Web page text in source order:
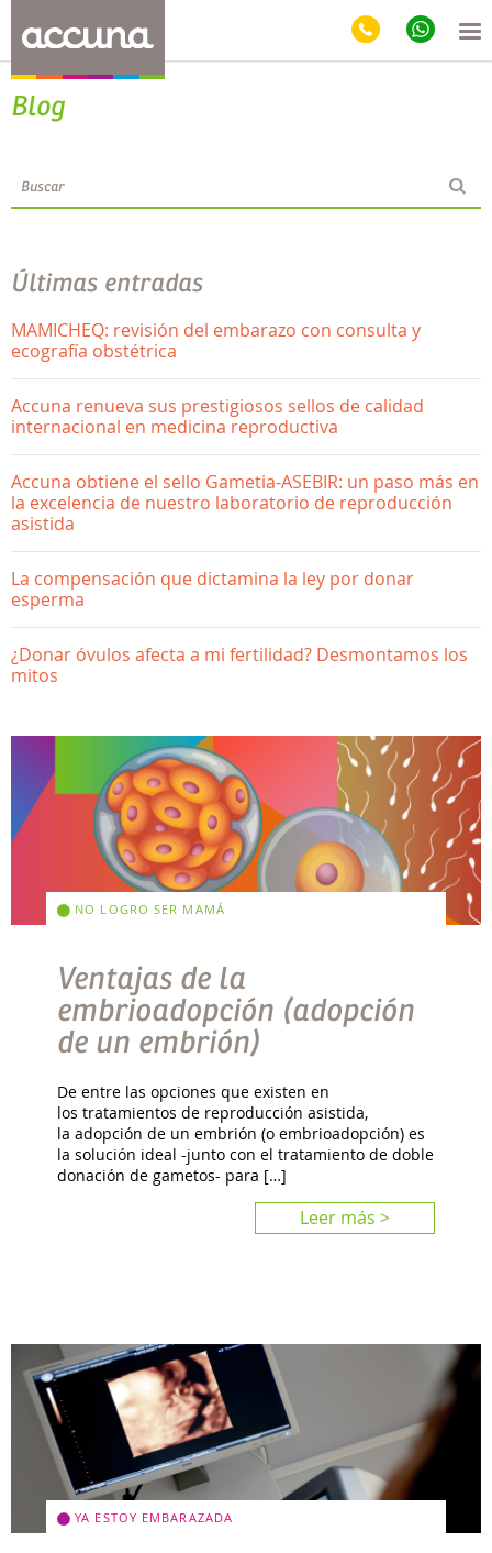
Blog
Últimas entradas
MAMICHEQ: revisión del embarazo con consulta y
ecografía obstétrica
Accuna renueva sus prestigiosos sellos de calidad
internacional en medicina reproductiva
Accuna obtiene el sello Gametia-ASEBIR: un paso más en
la excelencia de nuestro laboratorio de reproducción
asistida
La compensación que dictamina la ley por donar
esperma
¿Donar óvulos afecta a mi fertilidad? Desmontamos los
mitos
NO LOGRO SER MAMÁ
Ventajas de la
embrioadopción (adopción
de un embrión)
De entre las opciones que existen en
los tratamientos de reproducción asistida,
la adopción de un embrión (o embrioadopción) es
la solución ideal -junto con el tratamiento de doble
donación de gametos- para […]
Leer más >
YA ESTOY EMBARAZADA